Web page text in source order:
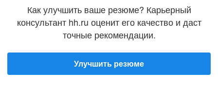
Как улучшить ваше резюме? Карьерный
консультант hh.ru оценит его качество и даст
точные рекомендации.
Улучшить резюме